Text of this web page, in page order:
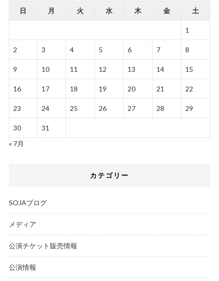
日
月 火 水 木 金 土
1
2 3 4 5 6 7 8
9 10 11 12 13 14 15
16 17 18 19 20 21 22
23 24 25 26 27 28 29
30
31
« 7月
カテゴリー
SOJAブログ
メディア
公演チケット販売情報
公演情報